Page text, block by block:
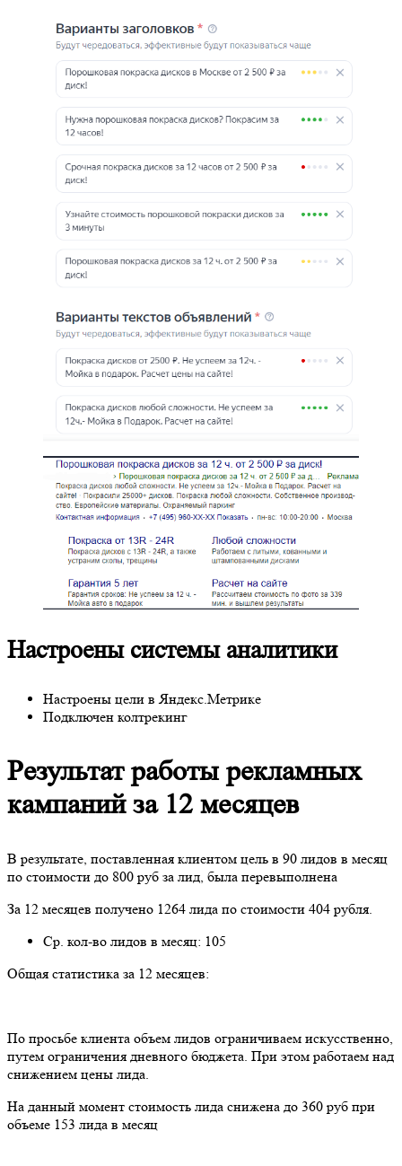
Настроены системы аналитики
Настроены цели в Яндекс.Метрике
Подключен колтрекинг
Результат работы рекламных
кампаний за 12 месяцев
В результате, поставленная клиентом цель в 90 лидов в месяц
по стоимости до 800 руб за лид, была перевыполнена
За 12 месяцев получено 1264 лида по стоимости 404 рубля.
Ср. кол-во лидов в месяц: 105
Общая статистика за 12 месяцев:
По просьбе клиента объем лидов ограничиваем искусственно,
путем ограничения дневного бюджета. При этом работаем над
снижением цены лида.
На данный момент стоимость лида снижена до 360 руб при
объеме 153 лида в месяц